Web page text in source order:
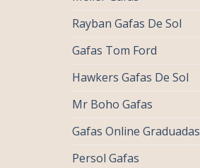
Rayban Gafas De Sol
Gafas Tom Ford
Hawkers Gafas De Sol
Mr Boho Gafas
Gafas Online Graduadas
Persol Gafas